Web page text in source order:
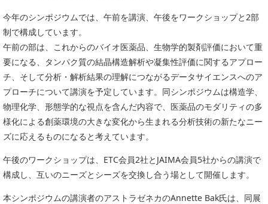
入会のご案内
入会金・会費規程
ニュース＆イベント
ニュース
プレスリリース
イベント
PICK UP CONTENTS
今年のシンポジウムでは、午前を講演、午後をワークショップと2部
制で構成しています。
午前の部は、これからのバイオ医薬品、生物学的製剤評価において重
要になる、タンパク質の結晶構造解析や凝集性評価に関するアプロー
チ、そして分析・解析結果の理解につながるデータサイエンスへのア
プローチについて講演を予定しています。同シンポジウムは構造学、
物理化学、形態学的な視点を含んだ内容で、医薬品のモダリティの多
様化による創薬環境の大きな変化から生まれる分析技術の新たなニー
ズに応えるものになると考えています。
午後のワークショップは、ETC会員2社とJAIMA会員5社からの講演で
構成し、互いのニーズとシーズを交換し合う場として開催します。
本シンポジウムの講演者のアストラゼネカのAnnette Bak氏は、同展